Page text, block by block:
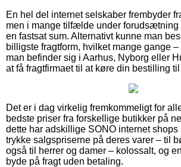
En hel del internet selskaber frembyder
men i mange tilfælde under forudsætning
en fastsat sum. Alternativt kunne man
billigste fragtform, hvilket mange gange
man befinder sig i Aarhus, Nyborg eller
at få fragtfirmaet til at køre din bestilling
Det er i dag virkelig fremkommeligt for
bedste priser fra forskellige butikker på
dette har adskillige SONO internet shops
trykke salgspriserne på deres varer – til
også til herrer og damer – kolossalt, og
byde på fragt uden betaling.